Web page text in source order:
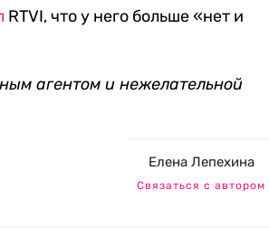
RTVI, что у него больше «нет и
агентом и нежелательной
Елена Лепехина
Связаться с автором